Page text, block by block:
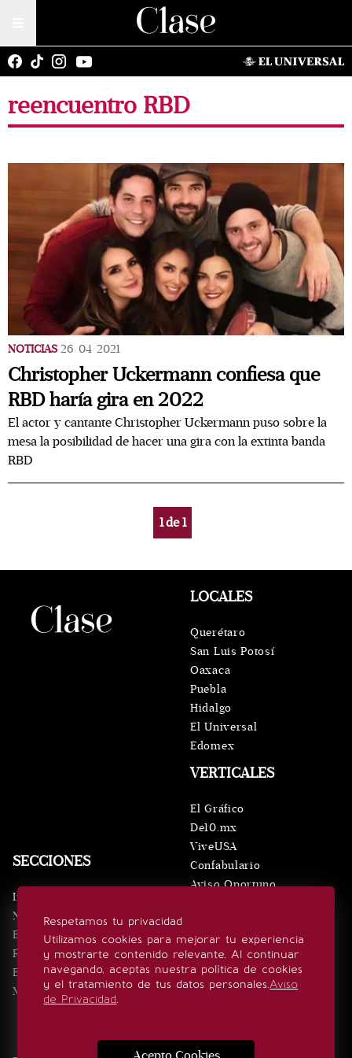
reencuentro RBD
NOTICIAS 26/04/2021
Christopher Uckermann confiesa que
RBD haría gira en 2022
El actor y cantante Christopher Uckermann puso sobre la
mesa la posibilidad de hacer una gira con la extinta banda
RBD
1de1
Respetamos tu privacidad
Utilizamos cookies para mejorar tu experiencia
y mostrarte contenido relevante. Al continuar
navegando, aceptas nuestra política de cookies
y el tratamiento de tus datos personales.Aviso
de Privacidad.
SECCIONES
Inicio
Noticias
Eventos
Realeza
Estilo de vida
Minuto x Minuto
VERTICALES
El Gráfico
De10.mx
ViveUSA
Confabulario
Aviso Oportuno
LOCALES
Querétaro
San Luis Potosí
Oaxaca
Puebla
Hidalgo
El Universal
Edomex
SÍGUENOS